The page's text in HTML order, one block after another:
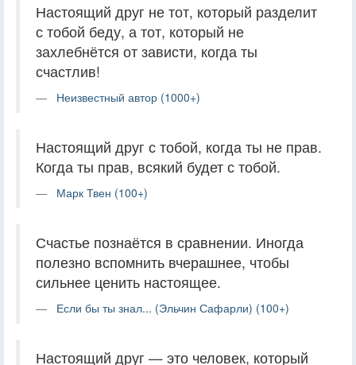
Настоящий друг не тот, который разделит
с тобой беду, а тот, который не
захлебнётся от зависти, когда ты
счастлив!
Неизвестный автор (1000+)
Настоящий друг с тобой, когда ты не прав.
Когда ты прав, всякий будет с тобой.
Марк Твен (100+)
Счастье познаётся в сравнении. Иногда
полезно вспомнить вчерашнее, чтобы
сильнее ценить настоящее.
Если бы ты знал... (Эльчин Сафарли) (100+)
Настоящий друг — это человек, который